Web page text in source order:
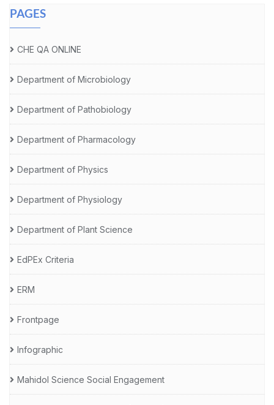
PAGES
CHE QA ONLINE
Department of Microbiology
Department of Pathobiology
Department of Pharmacology
Department of Physics
Department of Physiology
Department of Plant Science
EdPEx Criteria
ERM
Frontpage
Infographic
Mahidol Science Social Engagement